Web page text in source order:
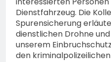
Dienstfahrzeug. Die
Spurensicherung
dienstlichen Drohne
unserem
den